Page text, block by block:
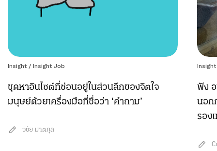
Insight / Insight Job
ขุดหาอินไซต์ที่ซ่อนอยู่ในส่วนลึกของจิตใจ
มนุษย์ด้วยเครื่องมือที่ชื่อว่า ‘คำถาม’
วิชัย มาตกุล
Insight
ฟัง
นอก
รอง